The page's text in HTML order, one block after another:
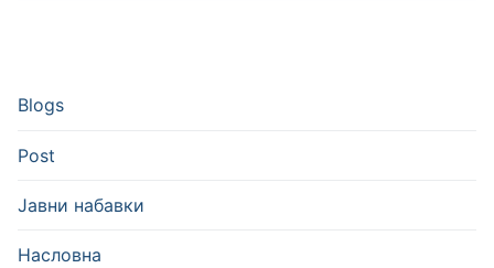
Blogs
Post
Јавни набавки
Насловна